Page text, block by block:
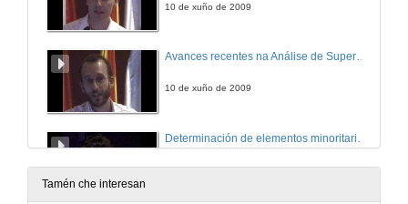
10 de xuño de 2009
Avances recentes na Análise de Supervivencia.
10 de xuño de 2009
10 de xuño de 2009
Tamén che interesan